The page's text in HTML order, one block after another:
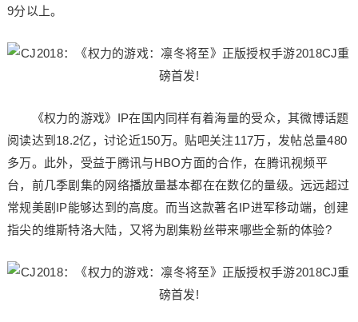
9分以上。
《权力的游戏》IP在国内同样有着海量的受众，其微博话题
阅读达到18.2亿，讨论近150万。贴吧关注117万，发帖总量480
多万。此外，受益于腾讯与HBO方面的合作，在腾讯视频平
台，前几季剧集的网络播放量基本都在在数亿的量级。远远超过
常规美剧IP能够达到的高度。而当这款著名IP进军移动端，创建
指尖的维斯特洛大陆，又将为剧集粉丝带来哪些全新的体验?